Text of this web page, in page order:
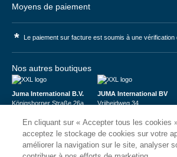
Moyens de paiement
* Le paiement sur facture est soumis à une vérification
Nos autres boutiques
Juma International B.V.
Königsborner Straße 26a
USt-ID: DE321159873
Handelsregister: 58573909
JUMA International BV
Vrijheidweg 34
BTW: NL853095048B01
K.V.K.: 58573909
En cliquant sur « Accepter tous les cookies
acceptez le stockage de cookies sur votre
améliorer la navigation sur le site, analyser